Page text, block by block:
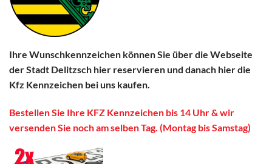
Ihre Wunschkennzeichen können Sie über die Webseite
der Stadt Delitzsch hier reservieren und danach hier die
Kfz Kennzeichen bei uns kaufen.
Bestellen Sie Ihre KFZ Kennzeichen bis 14 Uhr & wir
versenden Sie noch am selben Tag. (Montag bis Samstag)